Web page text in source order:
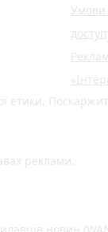
Умови
етики.
реклами.
новин